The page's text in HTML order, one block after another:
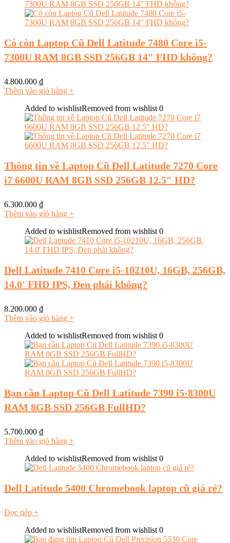
Có còn Laptop Cũ Dell Latitude 7480 Core i5-
7300U RAM 8GB SSD 256GB 14″ FHD không?
4.800.000 ₫
Thêm vào giỏ hàng +
Added to wishlistRemoved from wishlist 0
Thông tin về Laptop Cũ Dell Latitude 7270 Core
i7 6600U RAM 8GB SSD 256GB 12.5″ HD?
6.300.000 ₫
Thêm vào giỏ hàng +
Added to wishlistRemoved from wishlist 0
Dell Latitude 7410 Core i5-10210U, 16GB, 256GB,
14.0′ FHD IPS, Đen phải không?
8.200.000 ₫
Thêm vào giỏ hàng +
Added to wishlistRemoved from wishlist 0
Bạn cần Laptop Cũ Dell Latitude 7390 i5-8300U
RAM 8GB SSD 256GB FullHD?
5.700.000 ₫
Thêm vào giỏ hàng +
Added to wishlistRemoved from wishlist 0
Dell Latitude 5400 Chromebook laptop cũ giá rẻ?
Đọc tiếp +
Added to wishlistRemoved from wishlist 0